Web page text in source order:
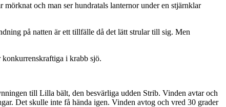
och man ser hundratals lanternor under en stjärnklar
på natten är ett tillfälle då det lätt strular till sig. Men
i krabb sjö.
till Lilla bält, den besvärliga udden Strib. Vinden avtar och
Det skulle inte få hända igen. Vinden avtog och vred 30 grader